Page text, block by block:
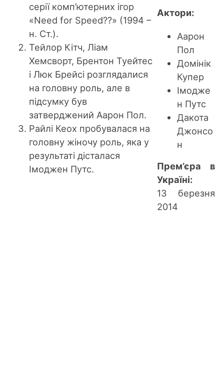
серії комп’ютерних ігор
«Need for Speed??» (1994 –
н. Ст.).
Тейлор Кітч, Ліам
Хемсворт, Брентон Туейтес
і Люк Брейсі розглядалися
на головну роль, але в
підсумку був
затверджений Аарон Пол.
Райлі Кеох пробувалася на
головну жіночу роль, яка у
результаті дісталася
Імоджен Путс.
Актори:
Аарон
Пол
Домінік
Купер
Імодже
н Путс
Дакота
Джонсо
н
Прем’єра в
Україні:
13 березня
2014